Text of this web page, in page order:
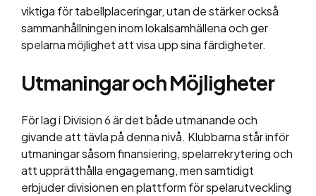
viktiga för tabellplaceringar, utan de stärker också
sammanhållningen inom lokalsamhällena och ger
spelarna möjlighet att visa upp sina färdigheter.
Utmaningar och Möjligheter
För lag i Division 6 är det både utmanande och
givande att tävla på denna nivå. Klubbarna står inför
utmaningar såsom finansiering, spelarrekrytering och
att upprätthålla engagemang, men samtidigt
erbjuder divisionen en plattform för spelarutveckling